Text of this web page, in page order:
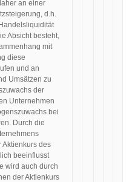
an einer
d.h.
Absicht besteht,
mit
diese
und an
Umsätzen zu
der
Unternehmen
bei
Durch die
Aktienkurs des
beeinflusst
wird auch durch
der Aktienkurs